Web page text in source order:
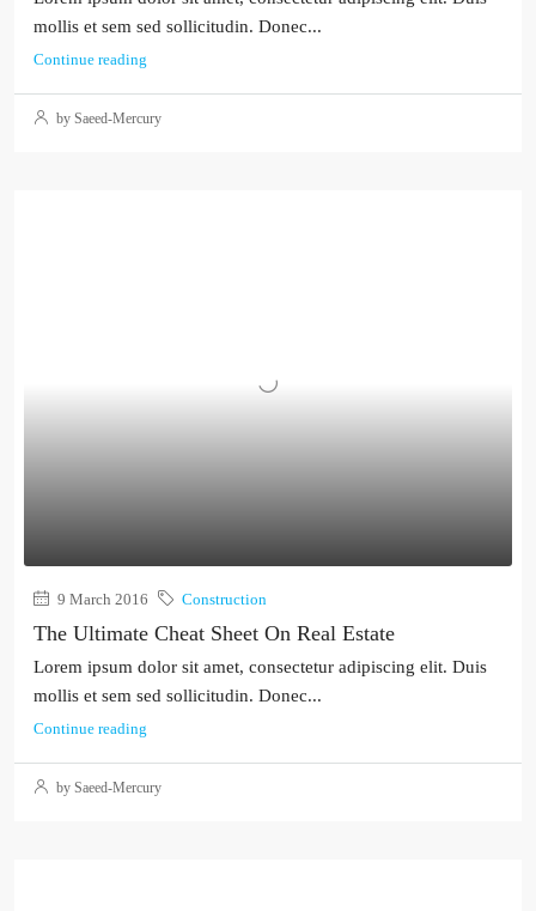
mollis et sem sed sollicitudin. Donec...
Continue reading
by Saeed-Mercury
9 March 2016 Construction
The Ultimate Cheat Sheet On Real Estate
Lorem ipsum dolor sit amet, consectetur adipiscing elit. Duis
mollis et sem sed sollicitudin. Donec...
Continue reading
by Saeed-Mercury